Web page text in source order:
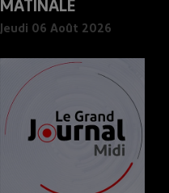
MATINALE
Jeudi 06 Août 2026